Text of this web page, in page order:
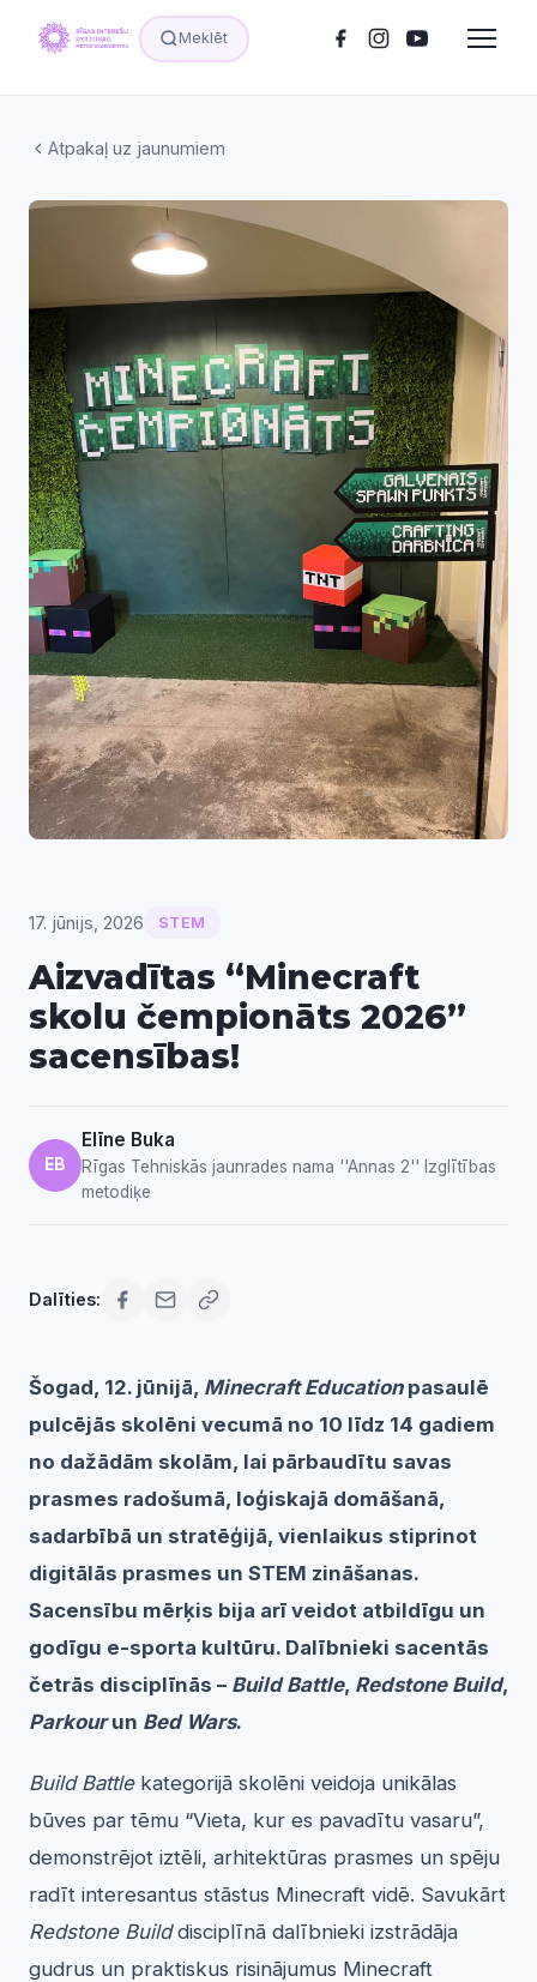
Meklēt
Atpakaļ uz jaunumiem
17. jūnijs, 2026 STEM
Aizvadītas “Minecraft
skolu čempionāts 2026”
sacensības!
EB
Elīne Buka
Rīgas Tehniskās jaunrades nama ''Annas 2'' Izglītības
metodiķe
Dalīties:
Šogad, 12. jūnijā, Minecraft Educationpasaulē
pulcējās skolēni vecumā no 10 līdz 14 gadiem
no dažādām skolām, lai pārbaudītu savas
prasmes radošumā, loģiskajā domāšanā,
sadarbībā un stratēģijā, vienlaikus stiprinot
digitālās prasmes un STEM zināšanas.
Sacensību mērķis bija arī veidot atbildīgu un
godīgu e-sporta kultūru. Dalībnieki sacentās
četrās disciplīnās – Build Battle, Redstone Build,
Parkourun Bed Wars.
Build Battlekategorijā skolēni veidoja unikālas
būves par tēmu “Vieta, kur es pavadītu vasaru”,
demonstrējot iztēli, arhitektūras prasmes un spēju
radīt interesantus stāstus Minecraft vidē. Savukārt
Redstone Builddisciplīnā dalībnieki izstrādāja
gudrus un praktiskus risinājumus Minecraft